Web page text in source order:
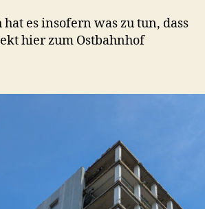
es insofern was zu tun, dass
hier zum Ostbahnhof